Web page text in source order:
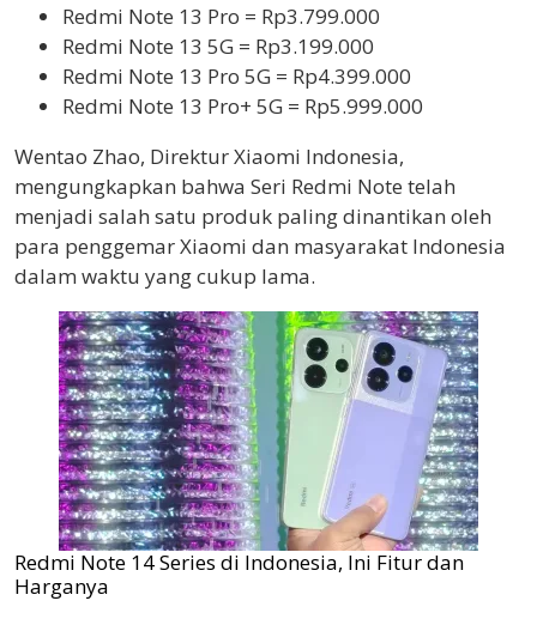
Redmi Note 13 Pro = Rp3.799.000
Redmi Note 13 5G = Rp3.199.000
Redmi Note 13 Pro 5G = Rp4.399.000
Redmi Note 13 Pro+ 5G = Rp5.999.000
Wentao Zhao, Direktur Xiaomi Indonesia,
mengungkapkan bahwa Seri Redmi Note telah
menjadi salah satu produk paling dinantikan oleh
para penggemar Xiaomi dan masyarakat Indonesia
dalam waktu yang cukup lama.
Redmi Note 14 Series di Indonesia, Ini Fitur dan
Harganya